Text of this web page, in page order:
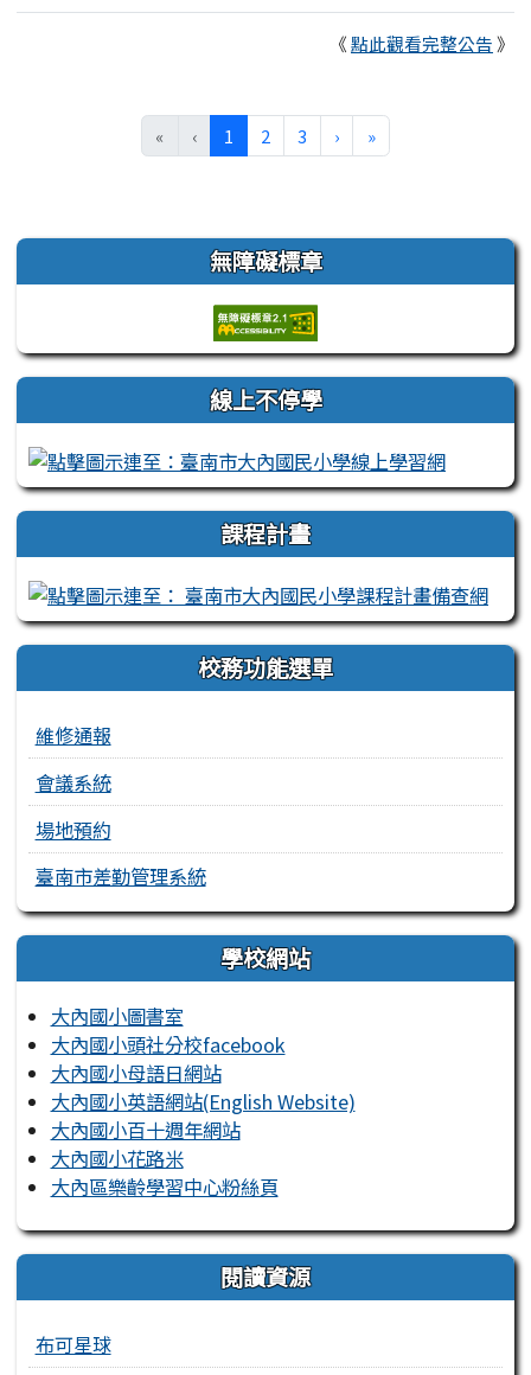
《點此觀看完整公告》
« ‹ 1 (目前頁次)
2 3 ›下一頁
»最後頁
左邊區域內容 無障礙標章
線上不停學
課程計畫
校務功能選單
維修通報
會議系統
場地預約
臺南市差勤管理系統
學校網站
大內國小圖書室
大內國小頭社分校facebook
大內國小母語日網站
大內國小英語網站(English Website)
大內國小百十週年網站
大內國小花路米
大內區樂齡學習中心粉絲頁
閱讀資源
布可星球